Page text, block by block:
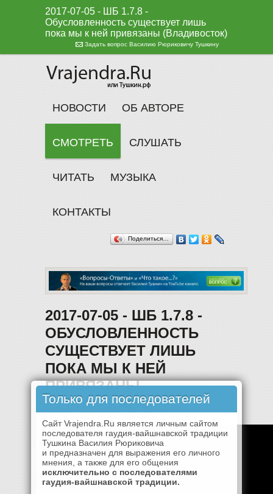
2017-07-05 - ШБ 1.7.8 -
Обусловленность существует лишь
пока мы к ней привязаны (Владивосток)
Задать вопрос Василию Рюриковичу Тушкину
НОВОСТИ ОБ АВТОРЕ
СМОТРЕТЬ СЛУШАТЬ
ЧИТАТЬ МУЗЫКА
КОНТАКТЫ
Поделиться…
2017-07-05 - ШБ 1.7.8 -
ОБУСЛОВЛЕННОСТЬ
СУЩЕСТВУЕТ ЛИШЬ
ПОКА МЫ К НЕЙ
ПРИВЯЗАНЫ
(ВЛАДИВОСТОК)
Только для последователей
Сайт Vrajendra.Ru является личным сайтом
последователя гаудия-вайшнавской традиции
Тушкина Василия Рюриковича
и предназначен для выражения его личного
мнения, а также для его общения
исключительно с последователями
гаудия-вайшнавской традиции.